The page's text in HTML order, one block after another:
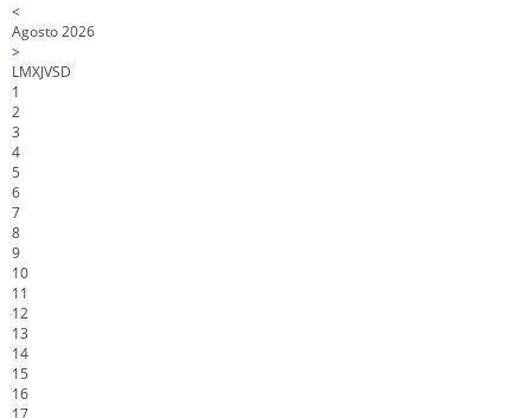
<
Agosto 2026
>
LMXJVSD
1
2
3
4
5
6
7
8
9
10
11
12
13
14
15
16
17